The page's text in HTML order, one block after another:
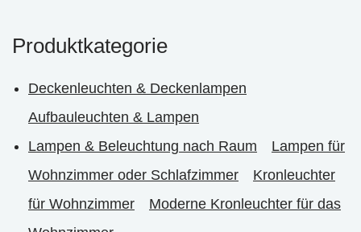
Produktkategorie
Deckenleuchten & Deckenlampen
Aufbauleuchten & Lampen
Lampen & Beleuchtung nach Raum
Lampen für
Wohnzimmer oder Schlafzimmer
Kronleuchter
für Wohnzimmer
Moderne Kronleuchter für das